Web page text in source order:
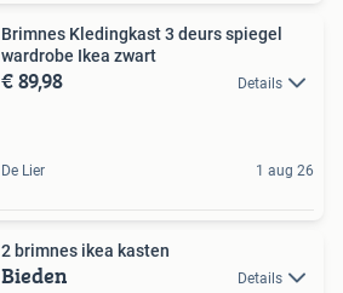
Brimnes Kledingkast 3 deurs spiegel
wardrobe Ikea zwart
€ 89,98 Details
De Lier 1 aug 26
2 brimnes ikea kasten
Bieden Details